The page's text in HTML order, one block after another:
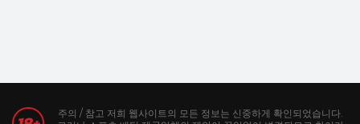
주의 / 참고 저희 웹사이트의 모든 정보는 신중하게 확인되었습니다.